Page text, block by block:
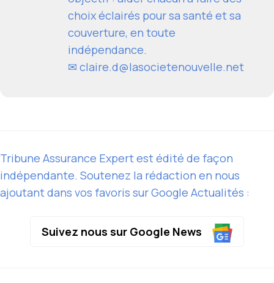
choix éclairés pour sa santé et sa
couverture, en toute
indépendance.
✉ claire.d@lasocietenouvelle.net
Tribune Assurance Expert est édité de façon
indépendante. Soutenez la rédaction en nous
ajoutant dans vos favoris sur Google Actualités :
Suivez nous sur Google News